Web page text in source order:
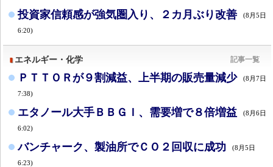
投資家信頼感が強気圏入り、２カ月ぶり改善 (8月5日
6:20)
エネルギー・化学 記事一覧
ＰＴＴＯＲが９割減益、上半期の販売量減少 (8月7日
7:38)
エタノール大手ＢＢＧＩ、需要増で８倍増益 (8月6日
6:02)
バンチャーク、製油所でＣＯ２回収に成功 (8月5日
6:23)